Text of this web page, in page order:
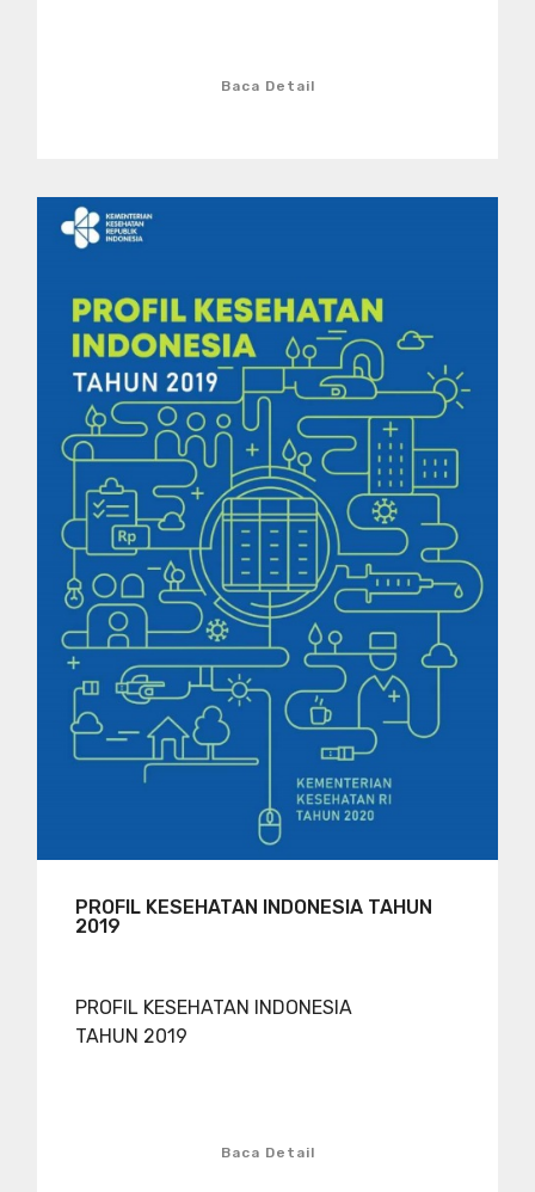
Baca Detail
PROFIL KESEHATAN INDONESIA TAHUN
2019
PROFIL KESEHATAN INDONESIA
TAHUN 2019
Baca Detail